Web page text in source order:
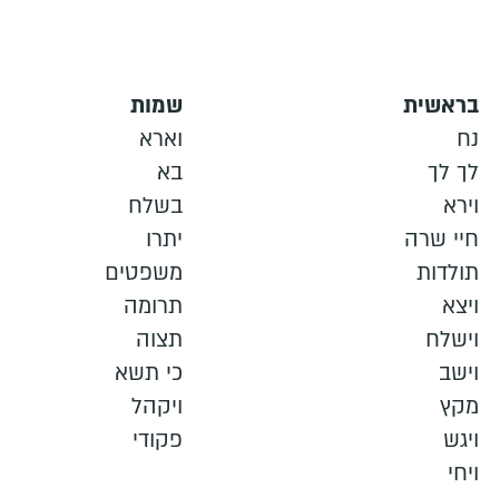
בראשית
נח
לך לך
וירא
חיי שרה
תולדות
ויצא
וישלח
וישב
מקץ
ויגש
ויחי
שמות
וארא
בא
בשלח
יתרו
משפטים
תרומה
תצוה
כי תשא
ויקהל
פקודי